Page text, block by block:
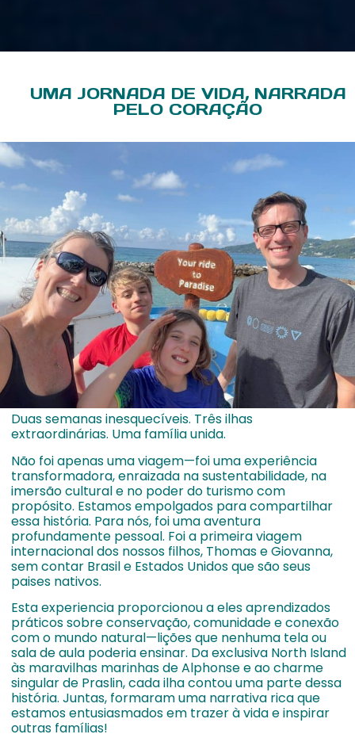
UMA JORNADA DE VIDA, NARRADA
PELO CORAÇÃO
Duas semanas inesquecíveis. Três ilhas
extraordinárias. Uma família unida.
Não foi apenas uma viagem—foi uma experiência
transformadora, enraizada na sustentabilidade, na
imersão cultural e no poder do turismo com
propósito. Estamos empolgados para compartilhar
essa história. Para nós, foi uma aventura
profundamente pessoal. Foi a primeira viagem
internacional dos nossos filhos, Thomas e Giovanna,
sem contar Brasil e Estados Unidos que são seus
paises nativos.
Esta experiencia proporcionou a eles aprendizados
práticos sobre conservação, comunidade e conexão
com o mundo natural—lições que nenhuma tela ou
sala de aula poderia ensinar. Da exclusiva North Island
às maravilhas marinhas de Alphonse e ao charme
singular de Praslin, cada ilha contou uma parte dessa
história. Juntas, formaram uma narrativa rica que
estamos entusiasmados em trazer à vida e inspirar
outras famílias!